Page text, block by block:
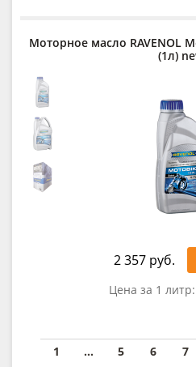
Моторное масло RAVENOL
(1л)
2 357 руб.
Цена за 1 литр:
1 ... 5 6 7